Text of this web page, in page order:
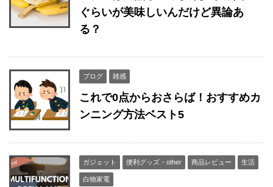
ぐらいが美味しいんだけど異論あ
る？
ブログ 雑感
これで0点からおさらば！おすすめカ
ンニング方法ベスト5
ガジェット 便利グッズ・other 商品レビュー 生活
白物家電